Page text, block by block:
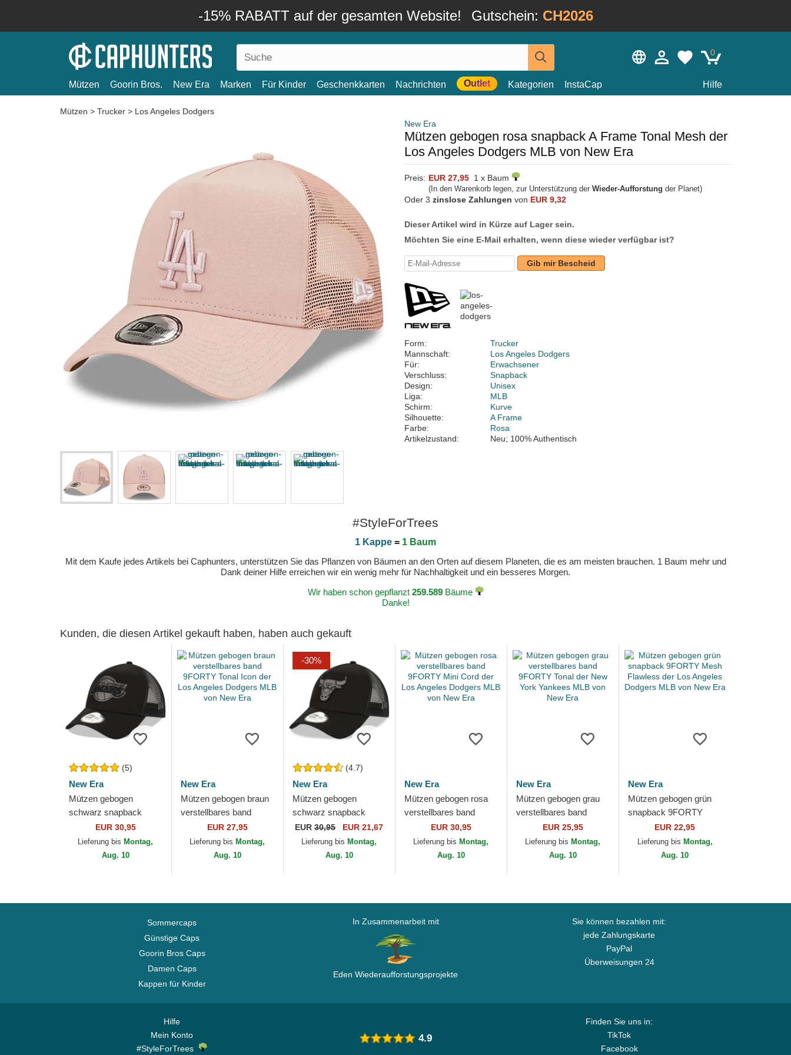
-15% RABATT auf der gesamten Website! Gutschein: CH2026
0
Mützen Goorin Bros. New Era Marken Für Kinder Geschenkkarten Nachrichten Outlet Kategorien InstaCap Hilfe
Mützen > Trucker > Los Angeles Dodgers
New Era
Mützen gebogen rosa snapback A Frame Tonal Mesh der
Los Angeles Dodgers MLB von New Era
Preis: EUR 27,95 1 x Baum
(In den Warenkorb legen, zur Unterstützung der Wieder-Aufforstung der Planet)
Oder 3 zinslose Zahlungen von EUR 9,32
Dieser Artikel wird in Kürze auf Lager sein.
Möchten Sie eine E-Mail erhalten, wenn diese wieder verfügbar ist?
Gib mir Bescheid
Form:
Trucker
Mannschaft:
Los Angeles Dodgers
Für:
Erwachsener
Verschluss:
Snapback
Design:
Unisex
Liga:
MLB
Schirm:
Kurve
Silhouette:
A Frame
Farbe:
Rosa
Artikelzustand:
Neu; 100% Authentisch
#StyleForTrees
1 Kappe = 1 Baum
Mit dem Kaufe jedes Artikels bei Caphunters, unterstützen Sie das Pflanzen von Bäumen an den Orten auf diesem Planeten, die es am meisten brauchen. 1 Baum mehr und
Dank deiner Hilfe erreichen wir ein wenig mehr für Nachhaltigkeit und ein besseres Morgen.
Wir haben schon gepflanzt 259.589Bäume
Danke!
Kunden, die diesen Artikel gekauft haben, haben auch gekauft
(5)
New Era
Mützen gebogen
schwarz snapback
9FORTY A Frame Tonal
der Los Angeles Lakers
NBA von New Era
EUR 30,95
Lieferung bis Montag,
Aug. 10
New Era
Mützen gebogen braun
verstellbares band
9FORTY Tonal Icon der
Los Angeles Dodgers
MLB von New Era
EUR 27,95
Lieferung bis Montag,
Aug. 10
-30%
(4.7)
New Era
Mützen gebogen
schwarz snapback
9FORTY A Frame Tonal
der Chicago Bulls NBA
von New Era
EUR30,95 EUR 21,67
Lieferung bis Montag,
Aug. 10
New Era
Mützen gebogen rosa
verstellbares band
9FORTY Mini Cord der
Los Angeles Dodgers
MLB von New Era
EUR 30,95
Lieferung bis Montag,
Aug. 10
New Era
Mützen gebogen grau
verstellbares band
9FORTY Tonal der New
York Yankees MLB von
EUR 25,95
Lieferung bis Montag,
Aug. 10
New Era
Mützen gebogen grün
snapback 9FORTY
Mesh Flawless der Los
Angeles Dodgers MLB
von New Era
EUR 22,95
Lieferung bis Montag,
Aug. 10
Sommercaps
Günstige Caps
Goorin Bros Caps
Damen Caps
Kappen für Kinder
In Zusammenarbeit mit
Eden Wiederaufforstungsprojekte
Sie können bezahlen mit:
jede Zahlungskarte
PayPal
Überweisungen 24
Hilfe
Mein Konto
#StyleForTrees
Finden Sie uns in:
TikTok
Facebook
4.9